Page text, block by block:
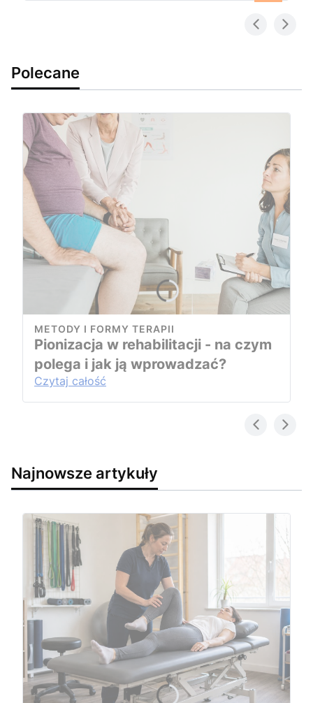
Polecane
METODY I FORMY TERAPII
Pionizacja w rehabilitacji - na czym
polega i jak ją wprowadzać?
Czytaj całość
Najnowsze artykuły